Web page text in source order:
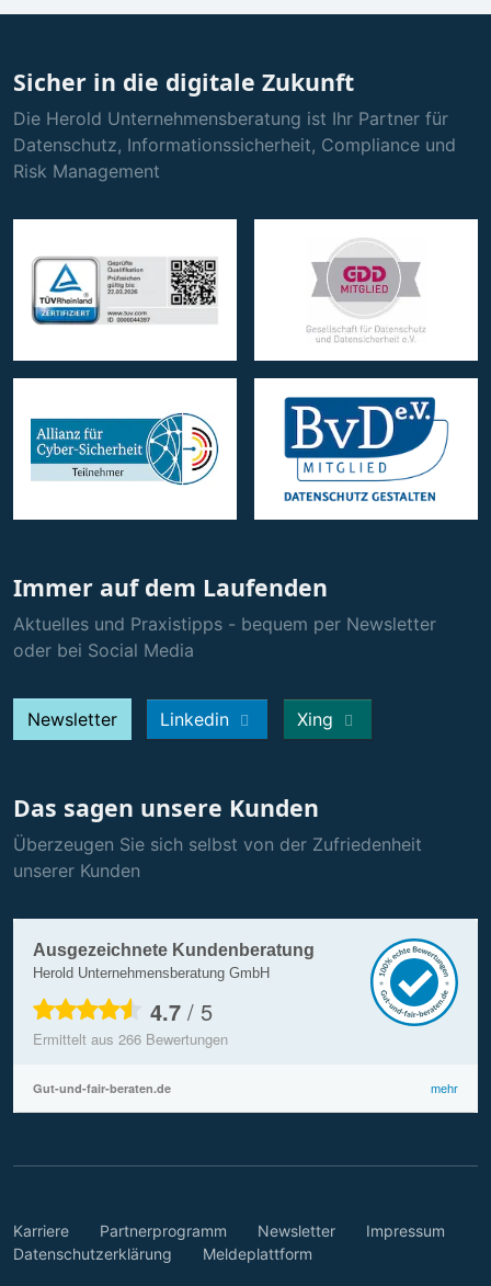
Sicher in die digitale Zukunft
Die Herold Unternehmensberatung ist Ihr Partner für
Datenschutz, Informationssicherheit, Compliance und
Risk Management
Immer auf dem Laufenden
Aktuelles und Praxistipps - bequem per Newsletter
oder bei Social Media
Newsletter Linkedin Xing
Das sagen unsere Kunden
Überzeugen Sie sich selbst von der Zufriedenheit
unserer Kunden
Ausgezeichnete Kundenberatung
Herold Unternehmensberatung GmbH
4.7/ 5
Ermittelt aus 266 Bewertungen
Gut-und-fair-beraten.de mehr
Karriere Partnerprogramm Newsletter
Impressum
Datenschutzerklärung
Meldeplattform